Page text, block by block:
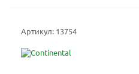
Артикул: 13754